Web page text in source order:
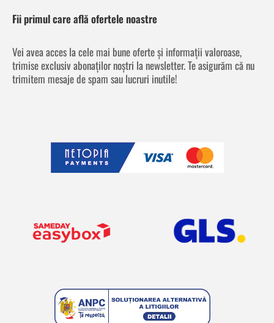
Fii primul care află ofertele noastre
Vei avea acces la cele mai bune oferte și informații valoroase,
trimise exclusiv abonaților noștri la newsletter. Te asigurăm că nu
trimitem mesaje de spam sau lucruri inutile!